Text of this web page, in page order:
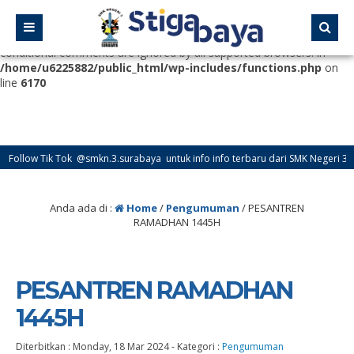
Deprecated
: Function WP_Dependencies->add_data() was called
with an argument that is
deprecated
since version 6.9.0! IE
conditional comments are ignored by all supported browsers. in
/home/u6225882/public_html/wp-includes/functions.php on
line 6170
@smkn.3.surabaya untuk info info terbaru dari SMK Negeri 3 Surabaya
Anda ada di : Home/ Pengumuman /PESANTREN
RAMADHAN 1445H
PESANTREN RAMADHAN
1445H
Diterbitkan : Monday, 18 Mar 2024- Kategori : Pengumuman